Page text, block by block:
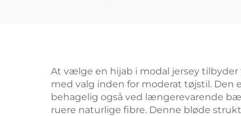
At vælge en hijab i modal jersey
med valg inden for moderat tøjstil.
behagelig også ved længerevarende
ruere naturlige fibre. Denne bløde